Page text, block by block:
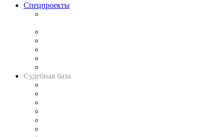
Спецпроекты
Судебная база